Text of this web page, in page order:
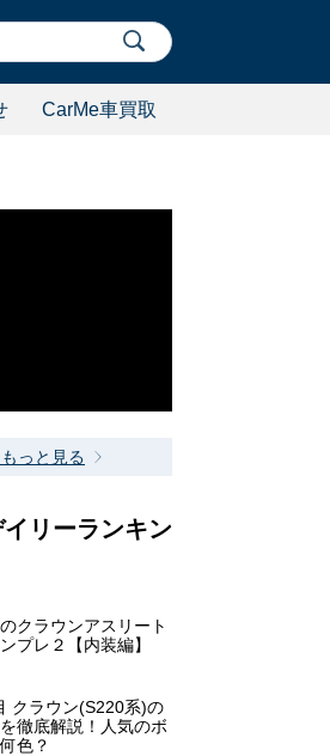
CarMe車買取
っと見る
リーランキン
クラウンアスリート
プレ２【内装編】
クラウン(S220系)の
徹底解説！人気のボ
色？